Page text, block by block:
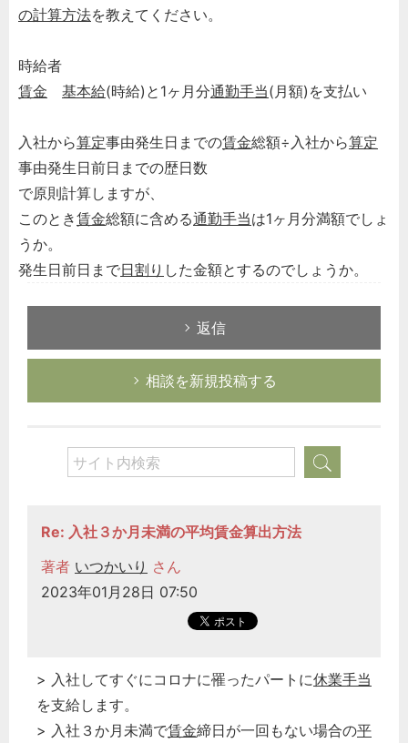
の計算方法を教えてください。
時給者
賃金
基本給(時給)と1ヶ月分通勤手当(月額)を支払い
入社から算定事由発生日までの賃金総額÷入社から算定
事由発生日前日までの歴日数
で原則計算しますが、
このとき賃金総額に含める通勤手当は1ヶ月分満額でしょ
うか。
発生日前日まで日割り した金額とするのでしょうか。
返信
相談を新規投稿する
Re: 入社３か月未満の平均賃金算出方法
著者 いつかいり さん
2023年01月28日 07:50
> 入社してすぐにコロナに罹ったパートに休業手当
を支給します。
> 入社３か月未満で賃金締日が一回もない場合の平